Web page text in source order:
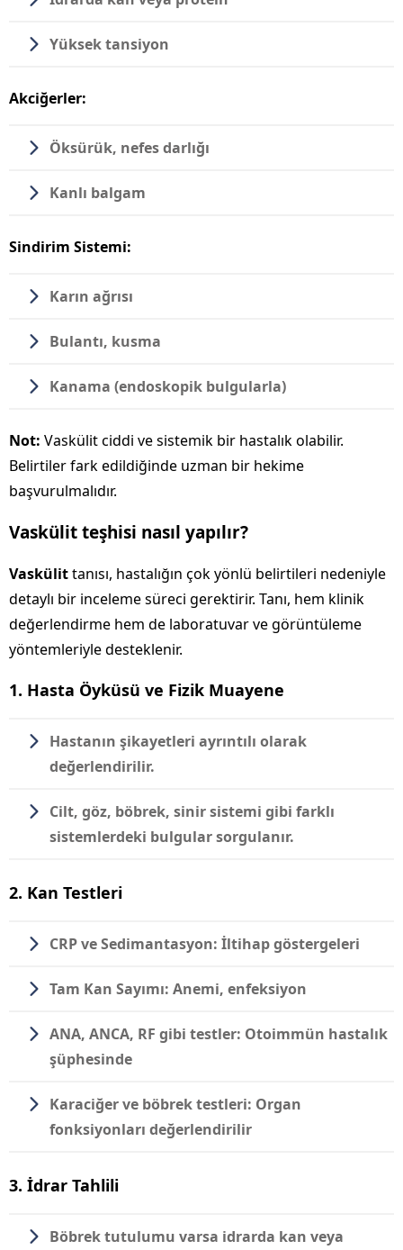
Yüksek tansiyon
Akciğerler:
Öksürük, nefes darlığı
Kanlı balgam
Sindirim Sistemi:
Karın ağrısı
Bulantı, kusma
Kanama (endoskopik bulgularla)
Not: Vaskülit ciddi ve sistemik bir hastalık olabilir.
Belirtiler fark edildiğinde uzman bir hekime
başvurulmalıdır.
Vaskülit teşhisi nasıl yapılır?
Vaskülittanısı, hastalığın çok yönlü belirtileri nedeniyle
detaylı bir inceleme süreci gerektirir. Tanı, hem klinik
değerlendirme hem de laboratuvar ve görüntüleme
yöntemleriyle desteklenir.
1. Hasta Öyküsü ve Fizik Muayene
Hastanın şikayetleri ayrıntılı olarak
değerlendirilir.
Cilt, göz, böbrek, sinir sistemi gibi farklı
sistemlerdeki bulgular sorgulanır.
2. Kan Testleri
CRP ve Sedimantasyon: İltihap göstergeleri
Tam Kan Sayımı: Anemi, enfeksiyon
ANA, ANCA, RF gibi testler: Otoimmün hastalık
şüphesinde
Karaciğer ve böbrek testleri: Organ
fonksiyonları değerlendirilir
3. İdrar Tahlili
Böbrek tutulumu varsa idrarda kan veya